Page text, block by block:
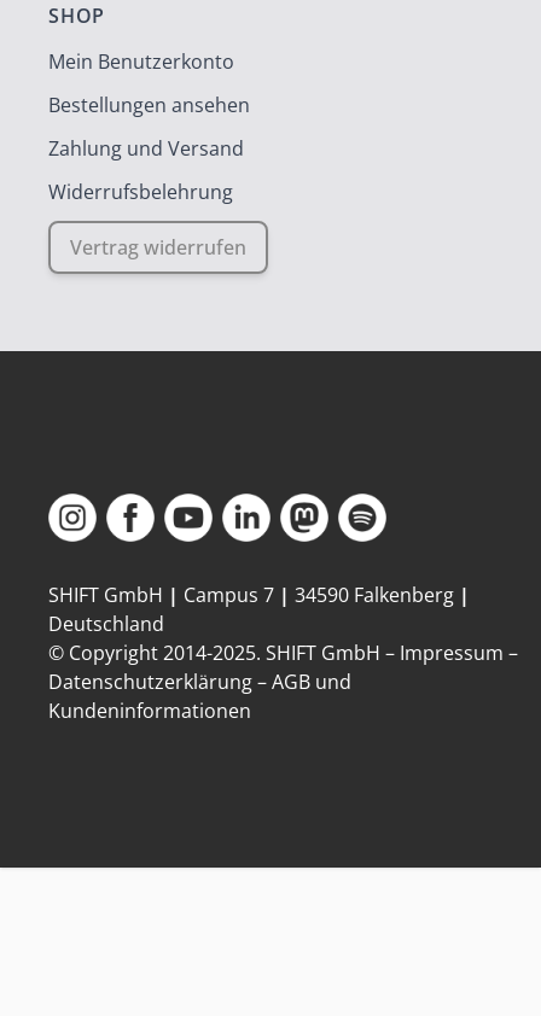
SHOP
Mein Benutzerkonto
Bestellungen ansehen
Zahlung und Versand
Widerrufsbelehrung
Vertrag widerrufen
SHIFT GmbH | Campus 7 | 34590 Falkenberg |
Deutschland
© Copyright 2014-2025. SHIFT GmbH – Impressum –
Datenschutzerklärung–AGB und
Kundeninformationen